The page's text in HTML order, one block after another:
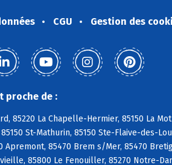
CGU Gestion des
proche de :
85220 La Chapelle-Hermier, 85150 La
St-Mathurin, 85150 Ste-Flaive-des-
Apremont, 85470 Brem s/Mer, 85470
85800 Le Fenouiller, 85270 Notre-